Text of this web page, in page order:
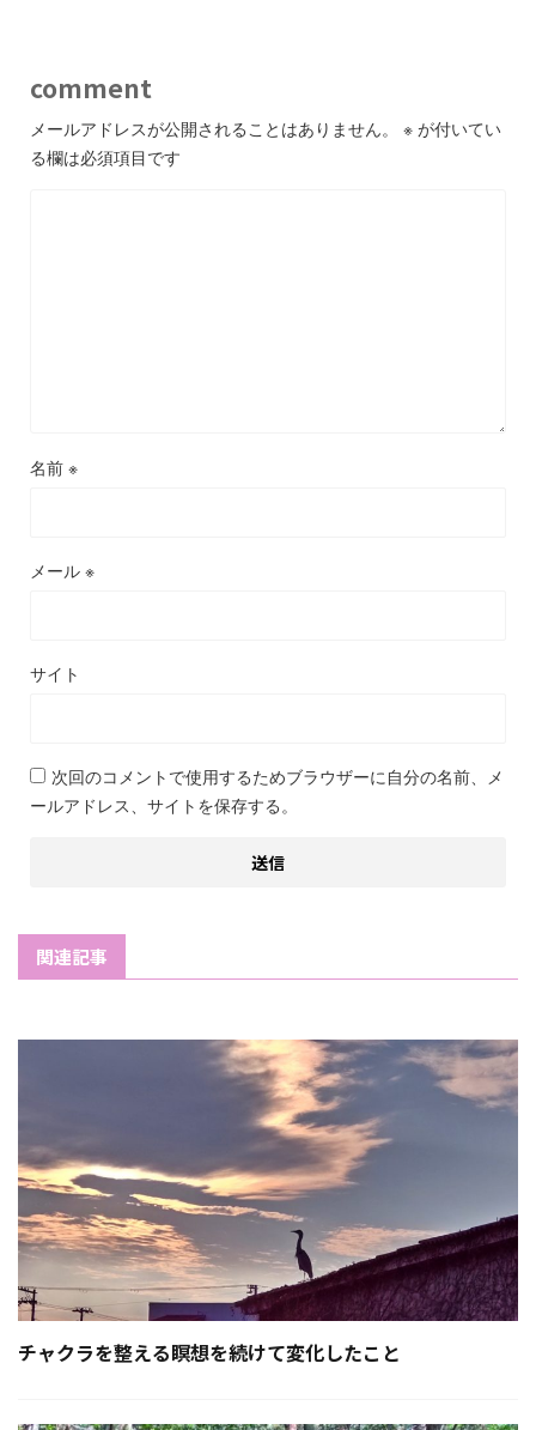
comment
メールアドレスが公開されることはありません。 ※ が付いてい
る欄は必須項目です
名前 ※
メール ※
サイト
次回のコメントで使用するためブラウザーに自分の名前、メ
ールアドレス、サイトを保存する。
関連記事
チャクラを整える瞑想を続けて変化したこと